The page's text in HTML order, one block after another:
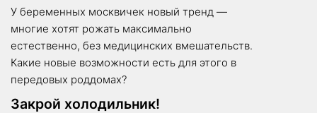
У беременных москвичек новый тренд —
многие хотят рожать максимально
естественно, без медицинских вмешательств.
Какие новые возможности есть для этого в
передовых роддомах?
Закрой холодильник!